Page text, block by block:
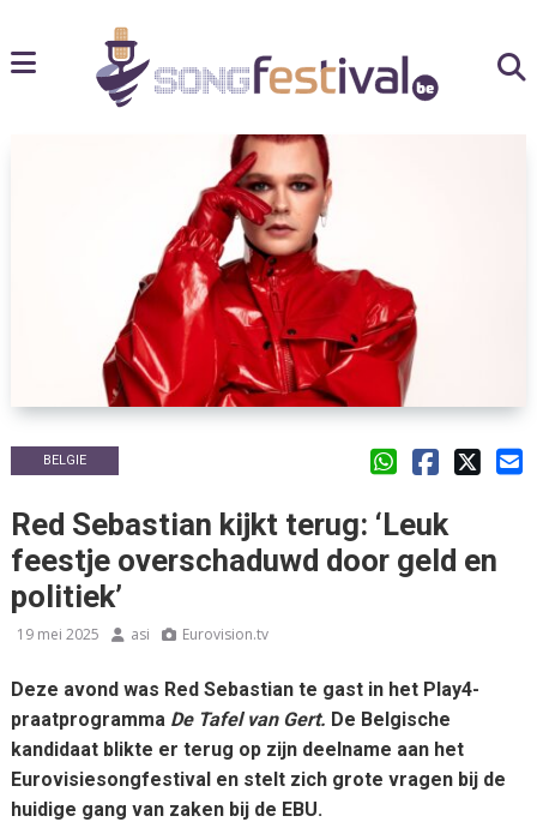
BELGIE
Red Sebastian kijkt terug: ‘Leuk
feestje overschaduwd door geld en
politiek’
19 mei 2025 asi Eurovision.tv
Deze avond was Red Sebastian te gast in het Play4-
praatprogramma De Tafel van Gert. De Belgische
kandidaat blikte er terug op zijn deelname aan het
Eurovisiesongfestival en stelt zich grote vragen bij de
huidige gang van zaken bij de EBU.